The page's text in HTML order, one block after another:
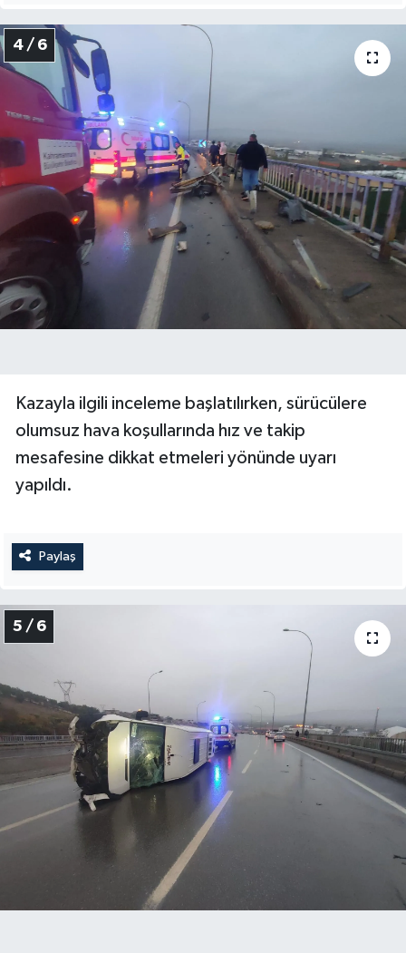
4 / 6
Kazayla ilgili inceleme başlatılırken, sürücülere
olumsuz hava koşullarında hız ve takip
mesafesine dikkat etmeleri yönünde uyarı
yapıldı.
Paylaş
5 / 6